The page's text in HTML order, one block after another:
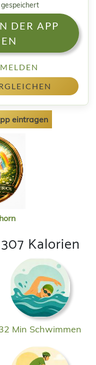
DER APP
eintragen
Kalorien
Min Schwimmen